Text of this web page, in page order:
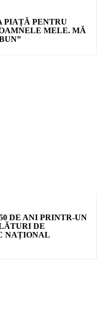
PIAȚĂ PENTRU
MELE. MĂ
DE ANI PRINTR-UN
DE
NAȚIONAL